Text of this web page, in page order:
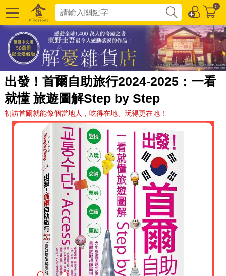
0
出發！首爾自助旅行2024-2025：一看
就懂 旅遊圖解Step by Step
初訪首爾就能像個當地人，吃得在地、玩得更在地！